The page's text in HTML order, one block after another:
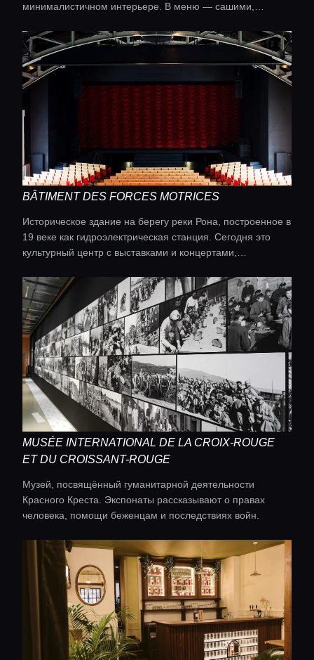
минималистичном интерьере. В меню — сашими,
BÂTIMENT DES FORCES MOTRICES
Историческое здание на берегу реки Рона, построенное в
19 веке как гидроэлектрическая станция. Сегодня это
культурный центр с выставками и концертами,
MUSÉE INTERNATIONAL DE LA CROIX-ROUGE
ET DU CROISSANT-ROUGE
Музей, посвящённый гуманитарной деятельности
Красного Креста. Экспонаты рассказывают о правах
человека, помощи беженцам и последствиях войн.